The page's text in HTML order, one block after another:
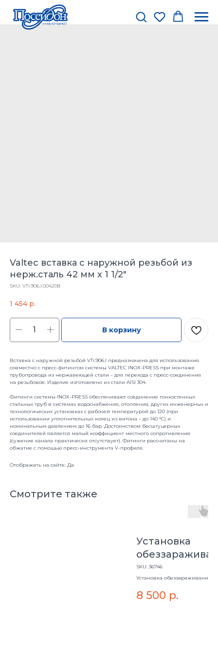
Valtec вставка c наружной резьбой из
нерж.сталь 42 мм х 1 1/2"
SKU: VTi.906.I.004208
1 454 р.
В корзину
Вставка с наружной резьбой VTi.906.l предназначена для использования
совместно с пресс-фитингом системы VALTEC INOX-PRESS при монтаже
трубопровода из нержавеющей стали – для перехода с пресс-соединения
на резьбовое. Изделие изготовлено из стали AISI 304.
Фитинги системы INOX-PRESS обеспечивают соединение тонкостенных
стальных труб в системах водоснабжения, отопления, других инженерных и
технологических установках с рабочей температурой до 120 (при
использовании уплотнительных колец из витона – до 140 °С) и
номинальным давлением до 16 бар. Достоинством бесштуцерных
соединителей является малый коэффициент местного сопротивления
(сужение канала практически отсутствует). Фитинги рассчитаны на
обжатие с помощью пресс-инструмента V-профиля.
Отображать на сайте: Да
Смотрите также
Установка
воды SST8-55w
SKU: 36746
Установка обеззараживания
8 500 р.